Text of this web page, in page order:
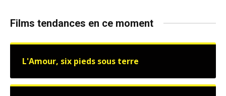
Films tendances en ce moment
L'Amour, six pieds sous terre